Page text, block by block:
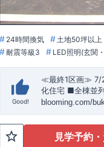
24時間換気 土地50坪以上
耐震等級3
LED照明(玄関
Good!
≪最終1区画≫ 7/
化住宅 ​■全棟並
blooming.com/
【交通】 上越線
見学予約